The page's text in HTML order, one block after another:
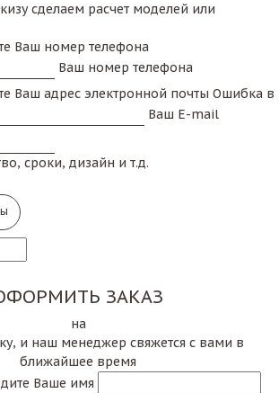
сделаем расчет моделей или
Ваш номер телефона
Ваш номер телефона
Ваш адрес электронной почты Ошибка в
Ваш E-mail
сроки, дизайн и т.д.
ЗАКАЗ
на
и наш менеджер свяжется с вами в
ближайшее время
Ваше имя